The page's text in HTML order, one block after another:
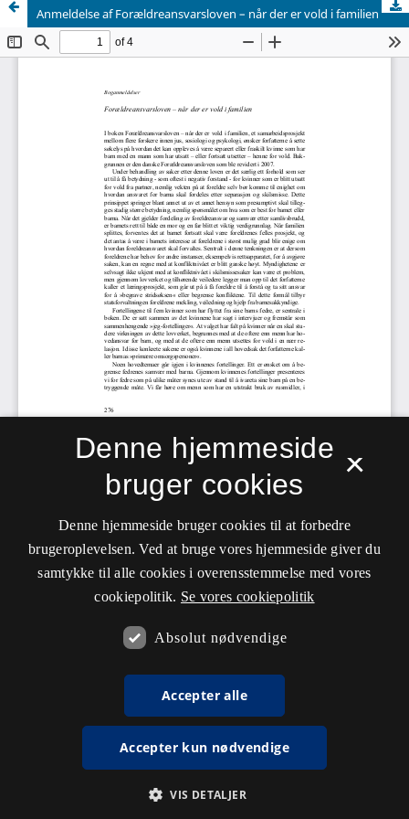
Anmeldelse af Forældreansvarsloven – når der er vold i familien
×
Denne hjemmeside
bruger cookies
Denne hjemmeside bruger cookies til at forbedre
brugeroplevelsen. Ved at bruge vores hjemmeside giver du
samtykke til alle cookies i overensstemmelse med vores
cookiepolitik. Se vores cookiepolitik
Absolut nødvendige
Accepter alle
Accepter kun nødvendige
VIS DETALJER